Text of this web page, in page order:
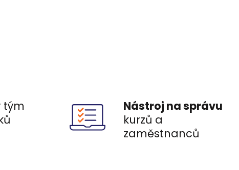
tým
Nástroj na správu
kurzů a
zaměstnanců